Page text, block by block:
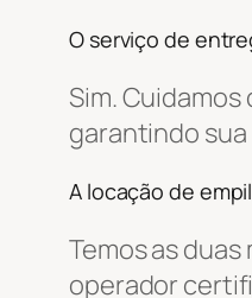
O serviço de
Sim.
garantindo
A locação de
Temos as
operador